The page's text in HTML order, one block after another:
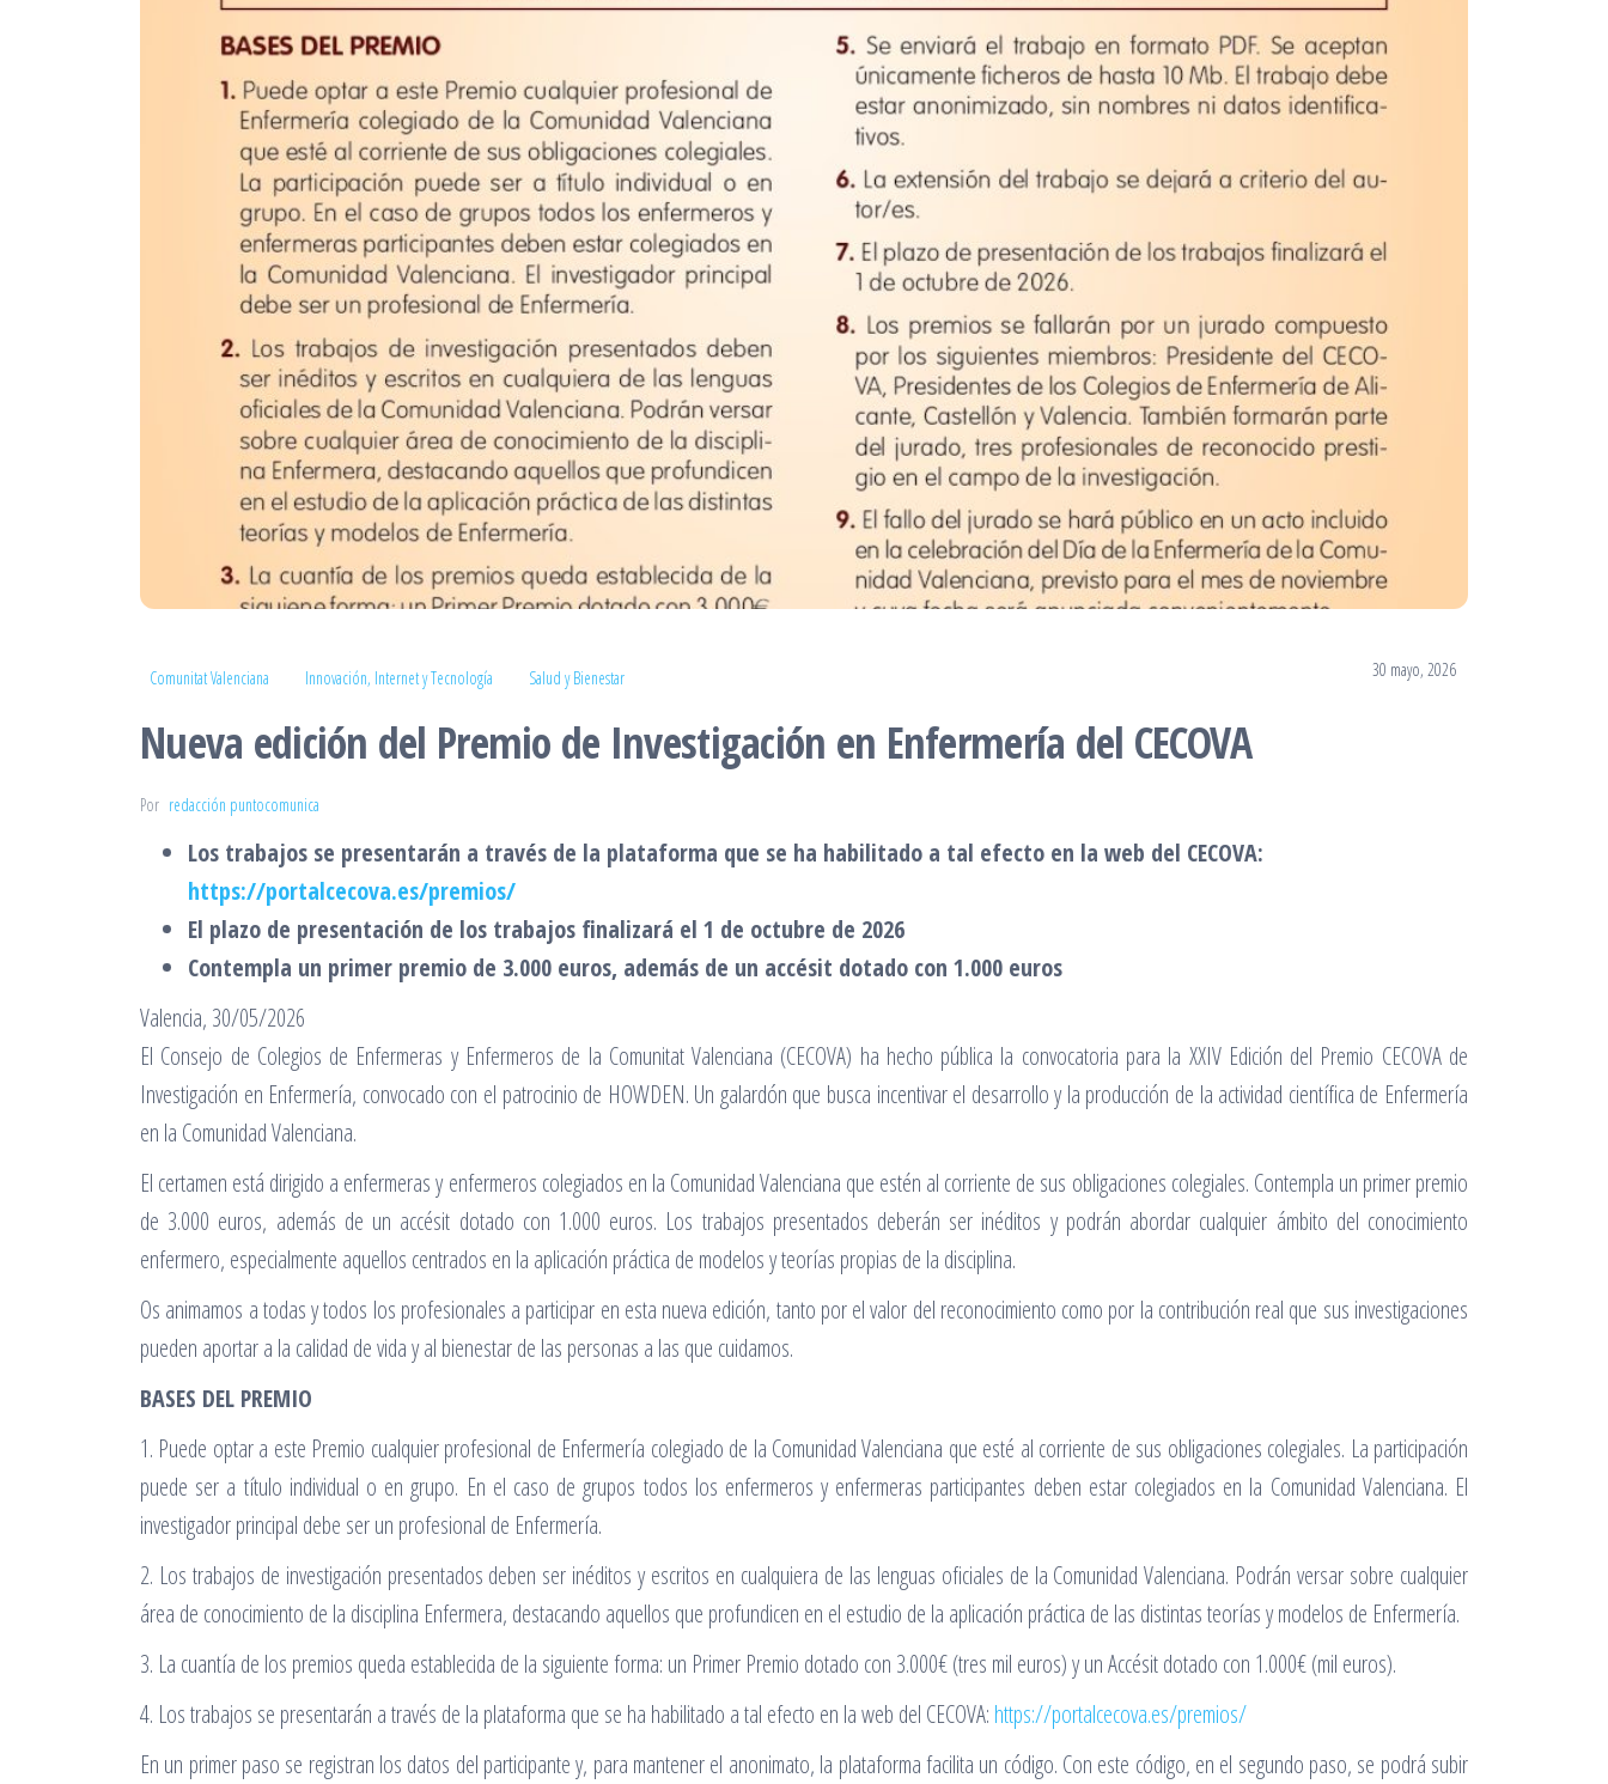
Comunitat Valenciana Innovación, Internet y Tecnología Salud y Bienestar 30 mayo, 2026
Nueva edición del Premio de Investigación en Enfermería del CECOVA
Por redacción puntocomunica
Los trabajos se presentarán a través de la plataforma que se ha habilitado a tal efecto en la web del CECOVA:
https://portalcecova.es/premios/
El plazo de presentación de los trabajos finalizará el 1 de octubre de 2026
Contempla un primer premio de 3.000 euros, además de un accésit dotado con 1.000 euros
Valencia, 30/05/2026
El Consejo de Colegios de Enfermeras y Enfermeros de la Comunitat Valenciana (CECOVA) ha hecho pública la convocatoria para la XXIV Edición del Premio CECOVA de
Investigación en Enfermería, convocado con el patrocinio de HOWDEN. Un galardón que busca incentivar el desarrollo y la producción de la actividad científica de Enfermería
en la Comunidad Valenciana.
El certamen está dirigido a enfermeras y enfermeros colegiados en la Comunidad Valenciana que estén al corriente de sus obligaciones colegiales. Contempla un primer premio
de 3.000 euros, además de un accésit dotado con 1.000 euros. Los trabajos presentados deberán ser inéditos y podrán abordar cualquier ámbito del conocimiento
enfermero, especialmente aquellos centrados en la aplicación práctica de modelos y teorías propias de la disciplina.
Os animamos a todas y todos los profesionales a participar en esta nueva edición, tanto por el valor del reconocimiento como por la contribución real que sus investigaciones
pueden aportar a la calidad de vida y al bienestar de las personas a las que cuidamos.
BASES DEL PREMIO
1. Puede optar a este Premio cualquier profesional de Enfermería colegiado de la Comunidad Valenciana que esté al corriente de sus obligaciones colegiales. La participación
puede ser a título individual o en grupo. En el caso de grupos todos los enfermeros y enfermeras participantes deben estar colegiados en la Comunidad Valenciana. El
investigador principal debe ser un profesional de Enfermería.
2. Los trabajos de investigación presentados deben ser inéditos y escritos en cualquiera de las lenguas oficiales de la Comunidad Valenciana. Podrán versar sobre cualquier
área de conocimiento de la disciplina Enfermera, destacando aquellos que profundicen en el estudio de la aplicación práctica de las distintas teorías y modelos de Enfermería.
3. La cuantía de los premios queda establecida de la siguiente forma: un Primer Premio dotado con 3.000€ (tres mil euros) y un Accésit dotado con 1.000€ (mil euros).
4. Los trabajos se presentarán a través de la plataforma que se ha habilitado a tal efecto en la web del CECOVA: https://portalcecova.es/premios/
En un primer paso se registran los datos del participante y, para mantener el anonimato, la plataforma facilita un código. Con este código, en el segundo paso, se podrá subir